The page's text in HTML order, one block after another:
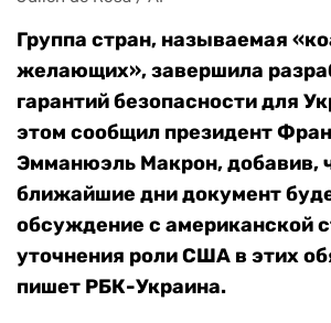
Группа стран, называемая
желающих», завершила
гарантий безопасности для
этом сообщил президент
Эмманюэль Макрон, добавив,
ближайшие дни документ
обсуждение с американской
уточнения роли США в этих
пишет РБК-Украина.